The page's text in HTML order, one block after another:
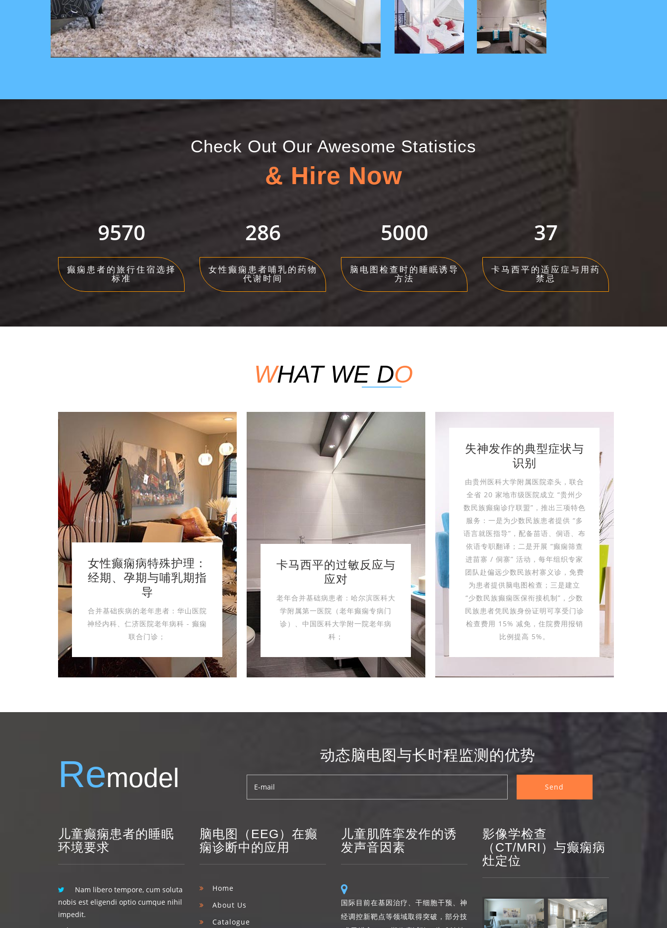
Check Out Our Awesome Statistics
& Hire Now
9570
癫痫患者的旅行住宿选择
标准
427
女性癫痫患者哺乳的药物
代谢时间
5000
脑电图检查时的睡眠诱导
方法
55
卡马西平的适应症与用药
禁忌
WHAT WE DO
女性癫痫病特殊护理：
经期、孕期与哺乳期指
导
合并基础疾病的老年患者：华山医院
神经内科、仁济医院老年病科 - 癫痫
联合门诊；
卡马西平的过敏反应与
应对
老年合并基础病患者：哈尔滨医科大
学附属第一医院（老年癫痫专病门
诊）、中国医科大学附一院老年病
科；
失神发作的典型症状与
识别
由贵州医科大学附属医院牵头，联合
全省 20 家地市级医院成立 “贵州少
数民族癫痫诊疗联盟”，推出三项特色
服务：一是为少数民族患者提供 “多
语言就医指导”，配备苗语、侗语、布
依语专职翻译；二是开展 “癫痫筛查
进苗寨 / 侗寨” 活动，每年组织专家
团队赴偏远少数民族村寨义诊，免费
为患者提供脑电图检查；三是建立
“少数民族癫痫医保衔接机制”，少数
民族患者凭民族身份证明可享受门诊
检查费用 15% 减免，住院费用报销
比例提高 5%。
Remodel
动态脑电图与长时程监测的优势
儿童癫痫患者的睡眠
环境要求
Nam libero tempore, cum soluta
nobis est eligendi optio cumque nihil
impedit.
脑电图（EEG）在癫
痫诊断中的应用
Home
About Us
Catalogue
儿童肌阵挛发作的诱
发声音因素
国际目前在基因治疗、干细胞干预、神
经调控新靶点等领域取得突破，部分技
影像学检查
（CT/MRI）与癫痫病
灶定位